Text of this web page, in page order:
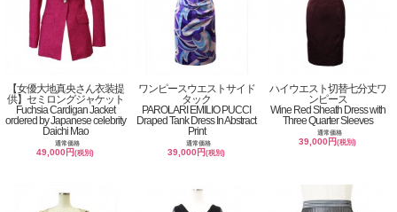
【女優大地真央さん衣装提
供】セミロングジャケット
Fuchsia Cardigan Jacket
ordered by Japanese celebrity
Daichi Mao
通常価格
49,000円(税別)
ワンピースウエストサイド
タック
PAROLARI EMILIO PUCCI
Draped Tank Dress In Abstract
Print
通常価格
39,000円(税別)
ハイウエスト切替七分丈ワ
ンピース
Wine Red Sheath Dress with
Three Quarter Sleeves
通常価格
39,000円(税別)